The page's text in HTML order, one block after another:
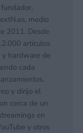
medio
2011. Desde
artículos
y hardware de
cada
y dirijo el
cerca de un
en
y otros